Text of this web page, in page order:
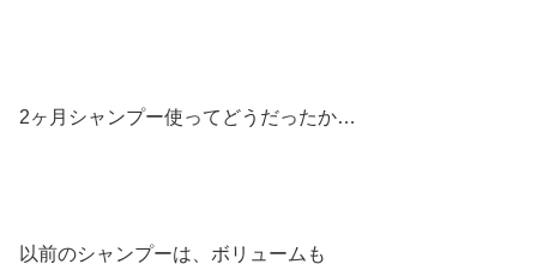
2ヶ月シャンプー使ってどうだったか…
以前のシャンプーは、ボリュームも